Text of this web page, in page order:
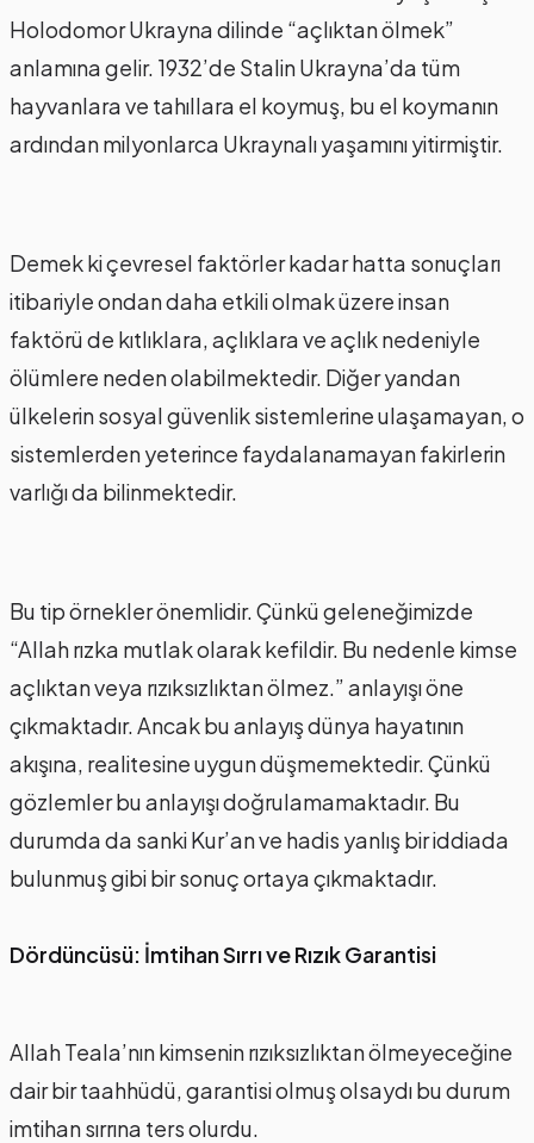
Holodomor Ukrayna dilinde “açlıktan ölmek”
anlamına gelir. 1932’de Stalin Ukrayna’da tüm
hayvanlara ve tahıllara el koymuş, bu el koymanın
ardından milyonlarca Ukraynalı yaşamını yitirmiştir.
Demek ki çevresel faktörler kadar hatta sonuçları
itibariyle ondan daha etkili olmak üzere insan
faktörü de kıtlıklara, açlıklara ve açlık nedeniyle
ölümlere neden olabilmektedir. Diğer yandan
ülkelerin sosyal güvenlik sistemlerine ulaşamayan, o
sistemlerden yeterince faydalanamayan fakirlerin
varlığı da bilinmektedir.
Bu tip örnekler önemlidir. Çünkü geleneğimizde
“Allah rızka mutlak olarak kefildir. Bu nedenle kimse
açlıktan veya rızıksızlıktan ölmez.” anlayışı öne
çıkmaktadır. Ancak bu anlayış dünya hayatının
akışına, realitesine uygun düşmemektedir. Çünkü
gözlemler bu anlayışı doğrulamamaktadır. Bu
durumda da sanki Kur’an ve hadis yanlış bir iddiada
bulunmuş gibi bir sonuç ortaya çıkmaktadır.
Dördüncüsü: İmtihan Sırrı ve Rızık Garantisi
Allah Teala’nın kimsenin rızıksızlıktan ölmeyeceğine
dair bir taahhüdü, garantisi olmuş olsaydı bu durum
imtihan sırrına ters olurdu.